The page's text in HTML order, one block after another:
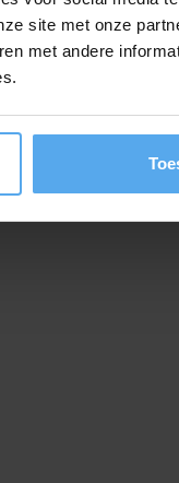
site met onze
met andere